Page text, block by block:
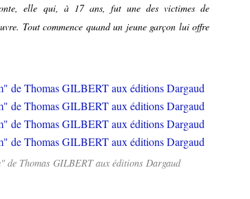
elle qui, à 17 ans, fut une des victimes de
Tout commence quand un jeune garçon lui offre
de Thomas GILBERT aux éditions Dargaud